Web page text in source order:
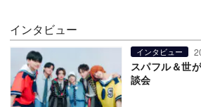
インタビュー
インタビュー
スパフル＆世
談会